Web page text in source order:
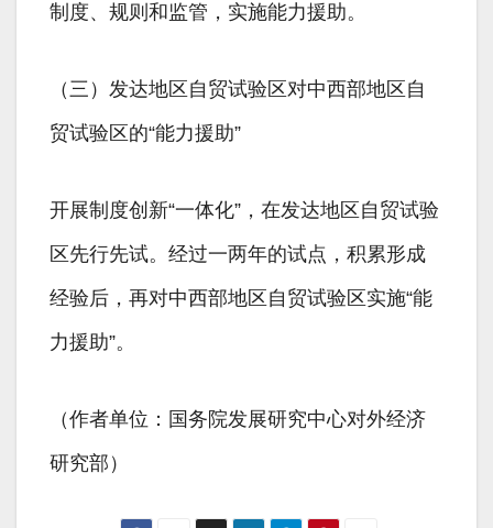
制度、规则和监管，实施能力援助。
（三）发达地区自贸试验区对中西部地区自
贸试验区的“能力援助”
开展制度创新“一体化”，在发达地区自贸试验
区先行先试。经过一两年的试点，积累形成
经验后，再对中西部地区自贸试验区实施“能
力援助”。
（作者单位：国务院发展研究中心对外经济
研究部）